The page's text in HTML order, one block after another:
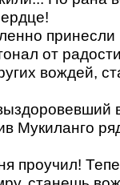
принесли
от
вождей,
Мукиланго
проучил!